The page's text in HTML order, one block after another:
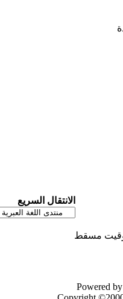
الانتقال السريع
مسقط
Powered